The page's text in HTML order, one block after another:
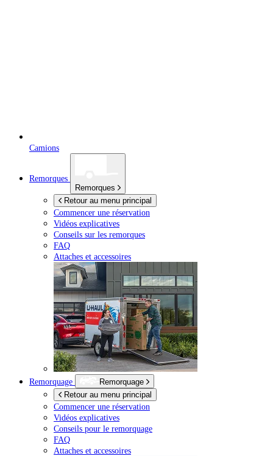
Camions
Remorques
Remorques
Retour au menu principal
Commencer une réservation
Vidéos explicatives
Conseils sur les remorques
FAQ
Attaches et accessoires
Remorquage
Remorquage
Retour au menu principal
Commencer une réservation
Vidéos explicatives
Conseils pour le remorquage
FAQ
Attaches et accessoires